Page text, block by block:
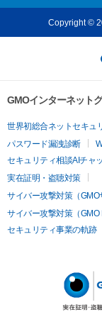
Copyright ©
GMOインターネット
世界初総合ネットセキュ
パスワード漏洩診断
セキュリティ相談AIチャ
実在証明・盗聴対策
サイバー攻撃対策（GMO
サイバー攻撃対策（GMO
セキュリティ事業の軌跡